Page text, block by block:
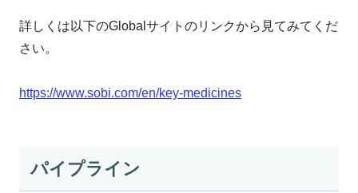
詳しくは以下のGlobalサイトのリンクから見てみてくだ
さい。
https://www.sobi.com/en/key-medicines
パイプライン